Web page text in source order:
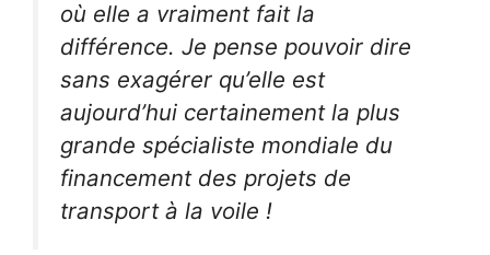
où elle a vraiment fait la
différence. Je pense pouvoir dire
sans exagérer qu’elle est
aujourd’hui certainement la plus
grande spécialiste mondiale du
financement des projets de
transport à la voile !